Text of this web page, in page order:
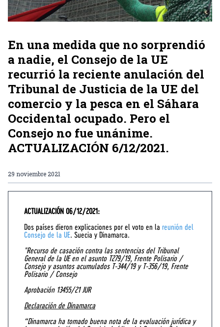
En una medida que no sorprendió
a nadie, el Consejo de la UE
recurrió la reciente anulación del
Tribunal de Justicia de la UE del
comercio y la pesca en el Sáhara
Occidental ocupado. Pero el
Consejo no fue unánime.
ACTUALIZACIÓN 6/12/2021.
29 noviembre 2021
ACTUALIZACIÓN 06/12/2021:
Dos países dieron explicaciones por el voto en la reunión del
Consejo de la UE. Suecia y Dinamarca.
"Recurso de casación contra las sentencias del Tribunal
General de la UE en el asunto T279/19, Frente Polisario /
Consejo y asuntos acumulados T-344/19 y T-356/19, Frente
Polisario / Consejo
Aprobación 13455/21 JUR
Declaración de Dinamarca
“Dinamarca ha tomado buena nota de la evaluación jurídica y